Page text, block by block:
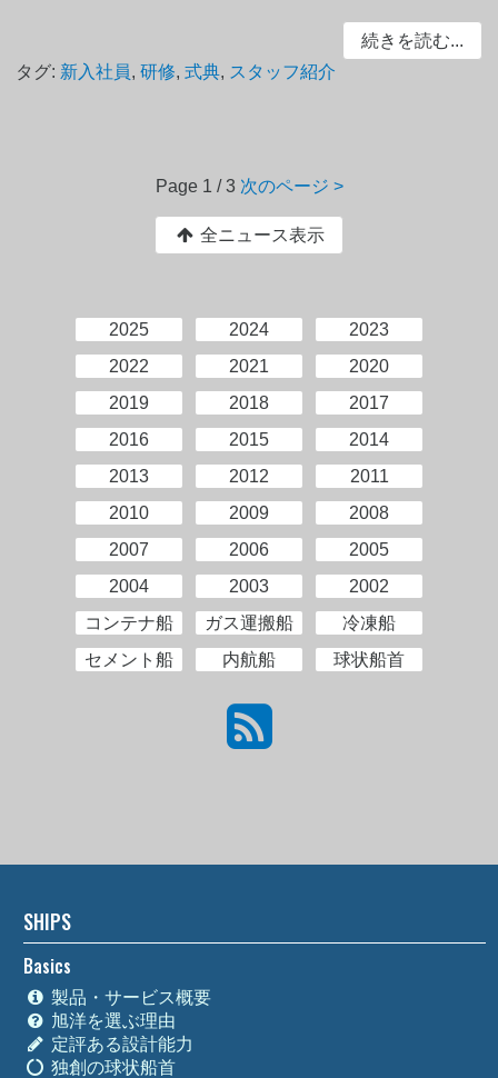
続きを読む...
タグ: 新入社員,研修,式典, スタッフ紹介
Page 1 / 3 次のページ >
全ニュース表示
2025 2024
2023
2022
2021
2020
2019
2018
2017
2016
2015
2014
2013
2012
2011
2010
2009
2008
2007
2006
2005
2004
2003
2002
コンテナ船
ガス運搬船
冷凍船
セメント船
内航船 球状船首
SHIPS
Basics
製品・サービス概要
旭洋を選ぶ理由
定評ある設計能力
独創の球状船首